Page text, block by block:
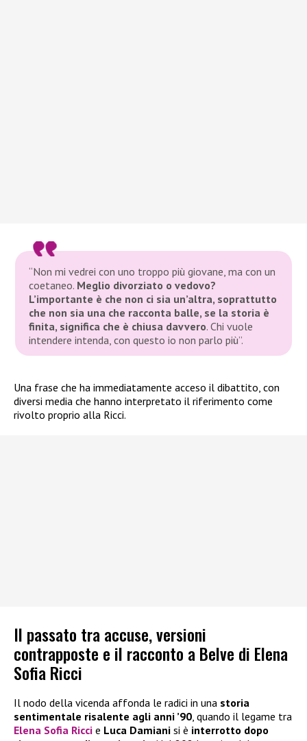
“Non mi vedrei con uno troppo più giovane, ma con un
coetaneo. Meglio divorziato o vedovo?
L’importante è che non ci sia un’altra, soprattutto
che non sia una che racconta balle, se la storia è
finita, significa che è chiusa davvero. Chi vuole
intendere intenda, con questo io non parlo più”.
Una frase che ha immediatamente acceso il dibattito, con
diversi media che hanno interpretato il riferimento come
rivolto proprio alla Ricci.
Il passato tra accuse, versioni
contrapposte e il racconto a Belve di Elena
Sofia Ricci
Il nodo della vicenda affonda le radici in una storia
sentimentale risalente agli anni ’90, quando il legame tra
Elena Sofia Ricci e Luca Damiani si è interrotto dopo